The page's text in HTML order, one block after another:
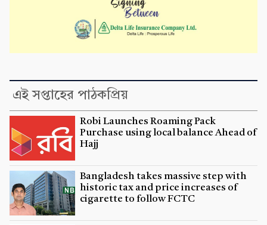
এই সপ্তাহের পাঠকপ্রিয়
Robi Launches Roaming Pack
Purchase using local balance Ahead of
Hajj
Bangladesh takes massive step with
historic tax and price increases of
cigarette to follow FCTC